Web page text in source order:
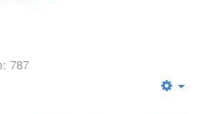
787